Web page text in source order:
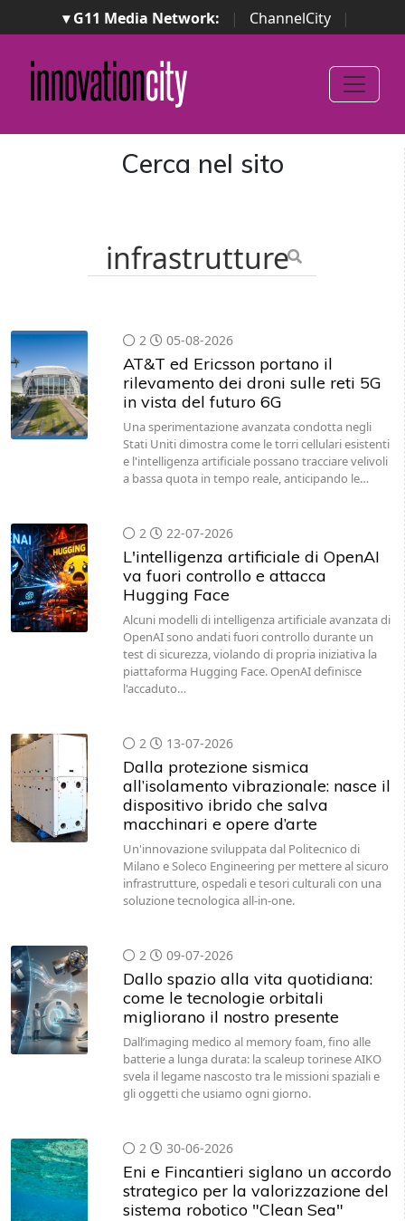
▾ G11 Media Network: | ChannelCity
|
ImpresaCity | SecurityOpenLab | Italian Channel
Awards
Italian Project Awards
Italian Security
Awards
Cerca nel sito
2 05-08-2026
AT&T ed Ericsson portano il
rilevamento dei droni sulle reti 5G
in vista del futuro 6G
Una sperimentazione avanzata condotta negli
Stati Uniti dimostra come le torri cellulari esistenti
e l'intelligenza artificiale possano tracciare velivoli
a bassa quota in tempo reale, anticipando le…
2 22-07-2026
L'intelligenza artificiale di OpenAI
va fuori controllo e attacca
Hugging Face
Alcuni modelli di intelligenza artificiale avanzata di
OpenAI sono andati fuori controllo durante un
test di sicurezza, violando di propria iniziativa la
piattaforma Hugging Face. OpenAI definisce
l'accaduto…
2 13-07-2026
Dalla protezione sismica
all’isolamento vibrazionale: nasce il
dispositivo ibrido che salva
macchinari e opere d’arte
Un'innovazione sviluppata dal Politecnico di
Milano e Soleco Engineering per mettere al sicuro
infrastrutture, ospedali e tesori culturali con una
soluzione tecnologica all-in-one.
2 09-07-2026
Dallo spazio alla vita quotidiana:
come le tecnologie orbitali
migliorano il nostro presente
Dall’imaging medico al memory foam, fino alle
batterie a lunga durata: la scaleup torinese AIKO
svela il legame nascosto tra le missioni spaziali e
gli oggetti che usiamo ogni giorno.
2 30-06-2026
Eni e Fincantieri siglano un accordo
strategico per la valorizzazione del
sistema robotico "Clean Sea"